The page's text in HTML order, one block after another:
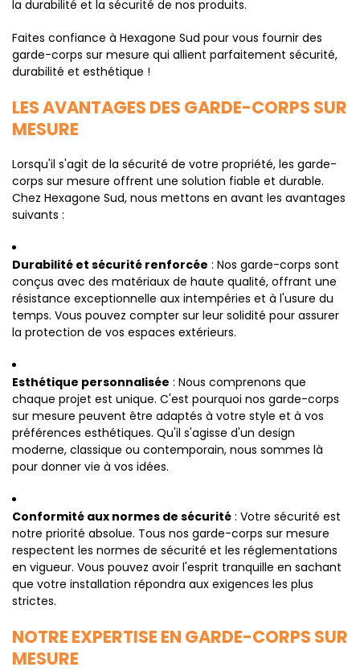
la durabilité et la sécurité de nos produits.
Faites confiance à Hexagone Sud pour vous fournir des
garde-corps sur mesure qui allient parfaitement sécurité,
durabilité et esthétique !
LES AVANTAGES DES GARDE-CORPS SUR
MESURE
Lorsqu'il s'agit de la sécurité de votre propriété, les garde-
corps sur mesure offrent une solution fiable et durable.
Chez Hexagone Sud, nous mettons en avant les avantages
suivants :
Durabilité et sécurité renforcée : Nos garde-corps sont
conçus avec des matériaux de haute qualité, offrant une
résistance exceptionnelle aux intempéries et à l'usure du
temps. Vous pouvez compter sur leur solidité pour assurer
la protection de vos espaces extérieurs.
Esthétique personnalisée : Nous comprenons que
chaque projet est unique. C'est pourquoi nos garde-corps
sur mesure peuvent être adaptés à votre style et à vos
préférences esthétiques. Qu'il s'agisse d'un design
moderne, classique ou contemporain, nous sommes là
pour donner vie à vos idées.
Conformité aux normes de sécurité : Votre sécurité est
notre priorité absolue. Tous nos garde-corps sur mesure
respectent les normes de sécurité et les réglementations
en vigueur. Vous pouvez avoir l'esprit tranquille en sachant
que votre installation répondra aux exigences les plus
strictes.
NOTRE EXPERTISE EN GARDE-CORPS SUR
MESURE